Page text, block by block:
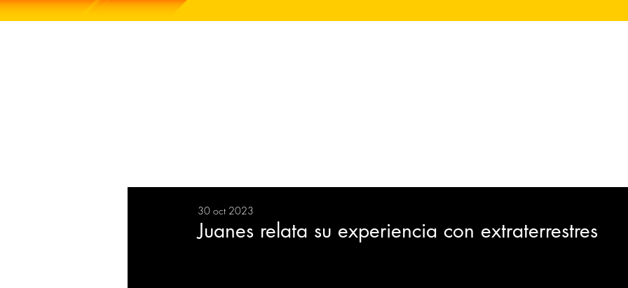
BIENESTAR EVENTOS
Juanes relata su experiencia con extraterrestres
30 oct 2023